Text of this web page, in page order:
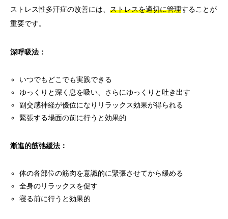
ストレス性多汗症の改善には、 ストレスを適切に管理することが
重要です。
深呼吸法：
いつでもどこでも実践できる
ゆっくりと深く息を吸い、さらにゆっくりと吐き出す
副交感神経が優位になりリラックス効果が得られる
緊張する場面の前に行うと効果的
漸進的筋弛緩法：
体の各部位の筋肉を意識的に緊張させてから緩める
全身のリラックスを促す
寝る前に行うと効果的